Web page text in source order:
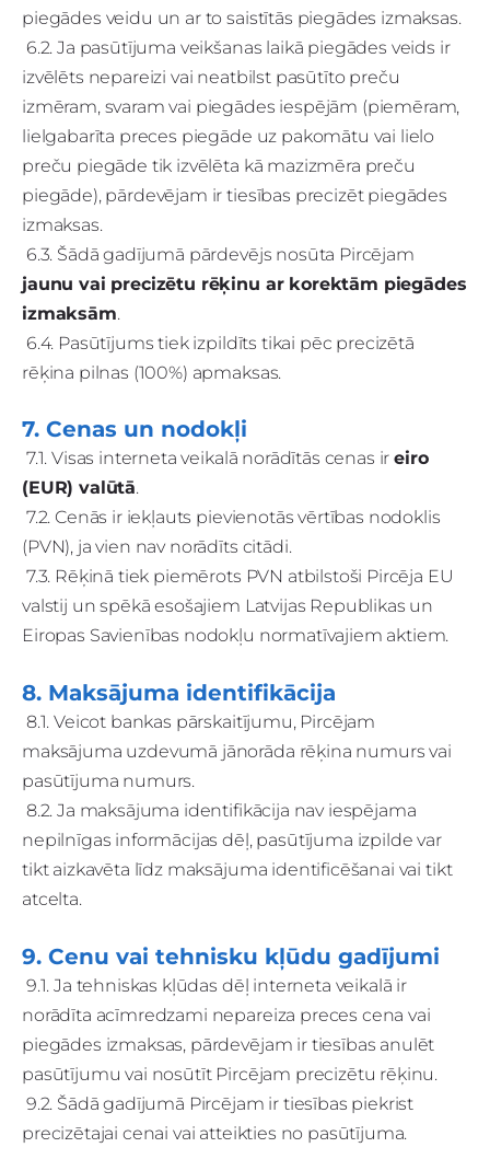
piegādes veidu un ar to saistītās piegādes izmaksas.
6.2. Ja pasūtījuma veikšanas laikā piegādes veids ir
izvēlēts nepareizi vai neatbilst pasūtīto preču
izmēram, svaram vai piegādes iespējām (piemēram,
lielgabarīta preces piegāde uz pakomātu vai lielo
preču piegāde tik izvēlēta kā mazizmēra preču
piegāde), pārdevējam ir tiesības precizēt piegādes
izmaksas.
6.3. Šādā gadījumā pārdevējs nosūta Pircējam
jaunu vai precizētu rēķinu ar korektām piegādes
izmaksām.
6.4. Pasūtījums tiek izpildīts tikai pēc precizētā
rēķina pilnas (100%) apmaksas.
7. Cenas un nodokļi
7.1. Visas interneta veikalā norādītās cenas ireiro
(EUR) valūtā.
7.2. Cenās ir iekļauts pievienotās vērtības nodoklis
(PVN), ja vien nav norādīts citādi.
7.3. Rēķinā tiek piemērots PVN atbilstoši Pircēja EU
valstij un spēkā esošajiem Latvijas Republikas un
Eiropas Savienības nodokļu normatīvajiem aktiem.
8. Maksājuma identifikācija
8.1. Veicot bankas pārskaitījumu, Pircējam
maksājuma uzdevumā jānorāda rēķina numurs vai
pasūtījuma numurs.
8.2. Ja maksājuma identifikācija nav iespējama
nepilnīgas informācijas dēļ, pasūtījuma izpilde var
tikt aizkavēta līdz maksājuma identificēšanai vai tikt
atcelta.
9. Cenu vai tehnisku kļūdu gadījumi
9.1. Ja tehniskas kļūdas dēļ interneta veikalā ir
norādīta acīmredzami nepareiza preces cena vai
piegādes izmaksas, pārdevējam ir tiesības anulēt
pasūtījumu vai nosūtīt Pircējam precizētu rēķinu.
9.2. Šādā gadījumā Pircējam ir tiesības piekrist
precizētajai cenai vai atteikties no pasūtījuma.